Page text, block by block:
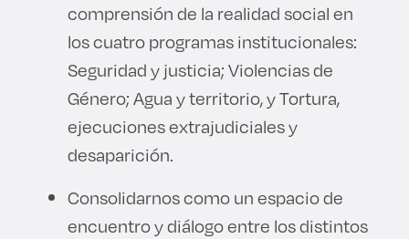
comprensión de la realidad social en
los cuatro programas institucionales:
Seguridad y justicia; Violencias de
Género; Agua y territorio, y Tortura,
ejecuciones extrajudiciales y
desaparición.
Consolidarnos como un espacio de
encuentro y diálogo entre los distintos